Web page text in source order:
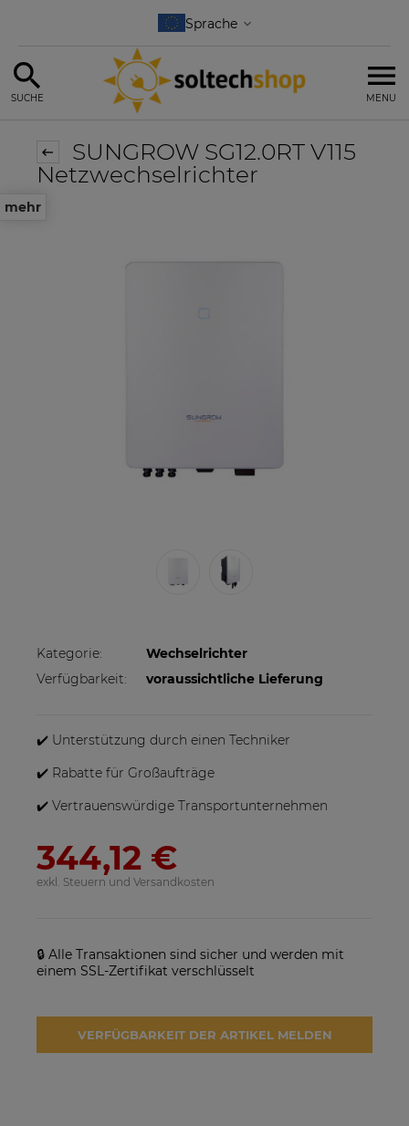
MENU
SUCHE
SE25K-RW00IBNM4
Netzwechselrichter
Solarmodul Longi 370 LR4-
60HIH BF
mehr
SUNGROW SG12.0RT V115
Netzwechselrichter
Kategorie:
Wechselrichter
Verfügbarkeit:
voraussichtliche Lieferung
✔️ Unterstützung durch einen Techniker
✔️ Rabatte für Großaufträge
✔️ Vertrauenswürdige Transportunternehmen
344,12 €
exkl. Steuern und Versandkosten
🔒 Alle Transaktionen sind sicher und werden mit
einem SSL-Zertifikat verschlüsselt
VERFÜGBARKEIT DER ARTIKEL MELDEN